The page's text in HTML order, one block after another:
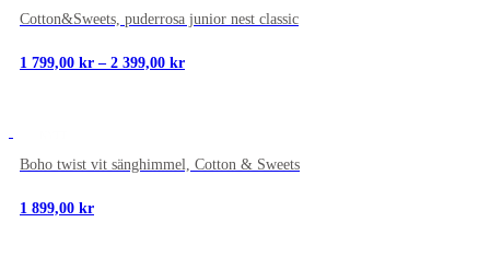
Cotton&Sweets, puderrosa junior nest classic
1 799,00 kr – 2 399,00 krPrisintervall:
Boho twist vit sänghimmel, Cotton & Sweets
1 899,00 kr